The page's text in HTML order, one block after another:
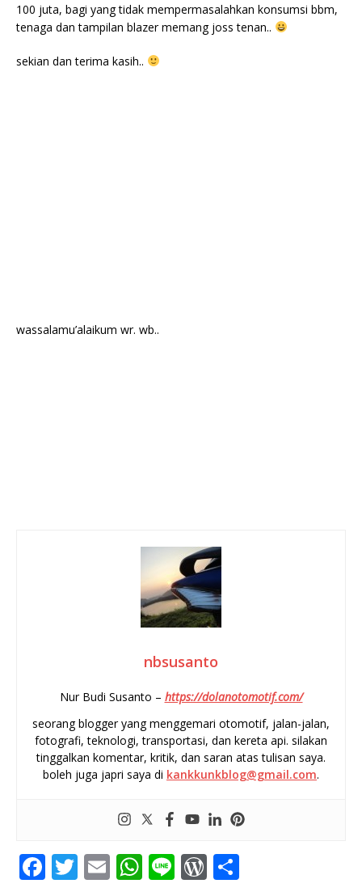
100 juta, bagi yang tidak mempermasalahkan konsumsi bbm,
tenaga dan tampilan blazer memang joss tenan..
sekian dan terima kasih..
wassalamu’alaikum wr. wb..
nbsusanto
Nur Budi Susanto – https://dolanotomotif.com/
seorang blogger yang menggemari otomotif, jalan-jalan,
fotografi, teknologi, transportasi, dan kereta api. silakan
tinggalkan komentar, kritik, dan saran atas tulisan saya.
boleh juga japri saya di kankkunkblog@gmail.com.
F T E W Li W